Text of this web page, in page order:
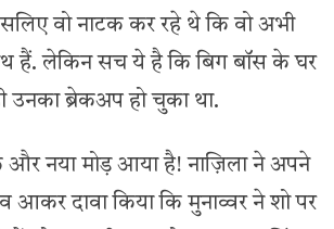
वो नाटक कर रहे थे कि वो अभी
हैं. लेकिन सच ये है कि बिग बॉस के घर
ब्रेकअप हो चुका था.
नया मोड़ आया है! नाज़िला ने अपने
आकर दावा किया कि मुनाव्वर ने शो पर